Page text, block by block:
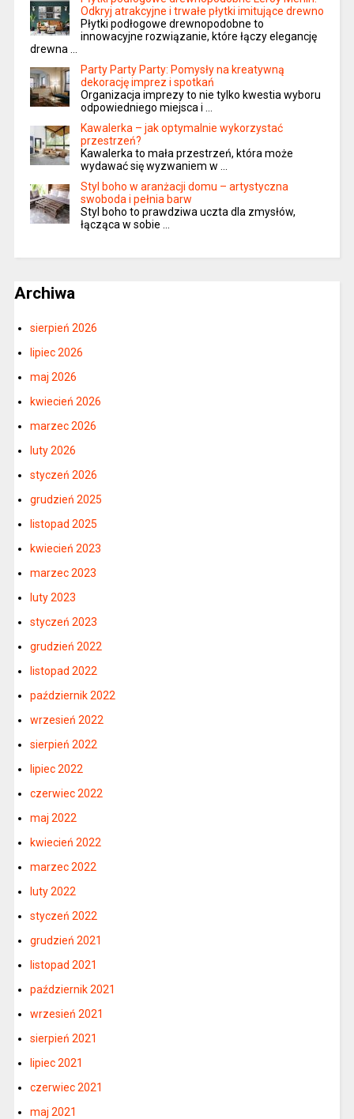
Odkryj atrakcyjne i trwałe płytki imitujące drewno
Płytki podłogowe drewnopodobne to
innowacyjne rozwiązanie, które łączy elegancję
drewna …
Party Party Party: Pomysły na kreatywną
dekorację imprez i spotkań
Organizacja imprezy to nie tylko kwestia wyboru
odpowiedniego miejsca i …
Kawalerka – jak optymalnie wykorzystać
przestrzeń?
Kawalerka to mała przestrzeń, która może
wydawać się wyzwaniem w …
Styl boho w aranżacji domu – artystyczna
swoboda i pełnia barw
Styl boho to prawdziwa uczta dla zmysłów,
łącząca w sobie …
Archiwa
sierpień 2026
lipiec 2026
maj 2026
kwiecień 2026
marzec 2026
luty 2026
styczeń 2026
grudzień 2025
listopad 2025
kwiecień 2023
marzec 2023
luty 2023
styczeń 2023
grudzień 2022
listopad 2022
październik 2022
wrzesień 2022
sierpień 2022
lipiec 2022
czerwiec 2022
maj 2022
kwiecień 2022
marzec 2022
luty 2022
styczeń 2022
grudzień 2021
listopad 2021
październik 2021
wrzesień 2021
sierpień 2021
lipiec 2021
czerwiec 2021
maj 2021